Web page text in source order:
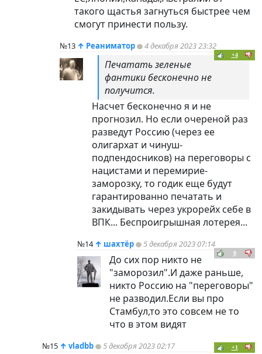
такого щастья загнуться быстрее чем
смогут принести пользу.
№13 ↑ Реаниматор 4 декабря 2023 23:32
+4
Печатать зеленые
фантики бесконечно не
получится.
Насчет бесконечно я и не
прогнозил. Но если очереной раз
разведут Россию (через ее
олигархат и чинуш-
подпендосников) на переговоры с
нацистами и перемирие-
заморозку, то годик еще будут
гарантированно печатать и
закидывать через укрорейх себе в
ВПК... Беспроигрышная лотерея...
№14 ↑ шахтёр 5 декабря 2023 07:14
0
До сих пор никто не
"заморозил".И даже раньше,
никто Россию на "переговоры"
не разводил.Если вы про
Стамбул,то это совсем не то
что в этом видят
№15 ↑ vladbb 5 декабря 2023 02:17 +1